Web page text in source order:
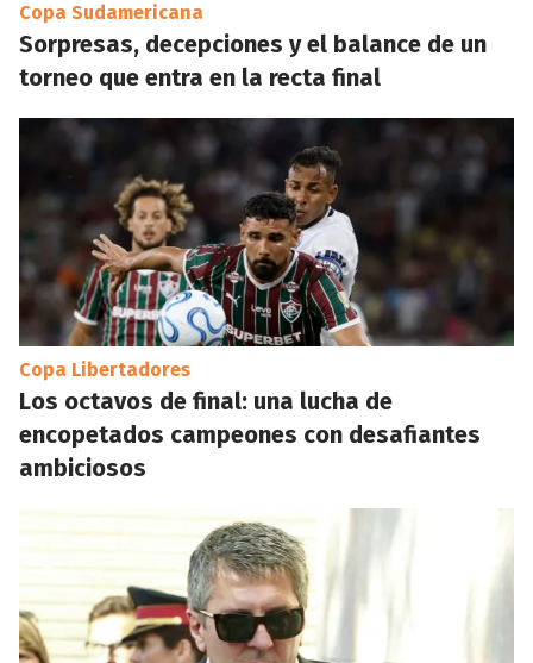
Copa Sudamericana
Sorpresas, decepciones y el balance de un
torneo que entra en la recta final
Copa Libertadores
Los octavos de final: una lucha de
encopetados campeones con desafiantes
ambiciosos